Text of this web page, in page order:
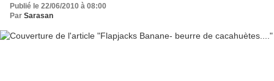
Publié le 22/06/2010 à 08:00
Par Sarasan